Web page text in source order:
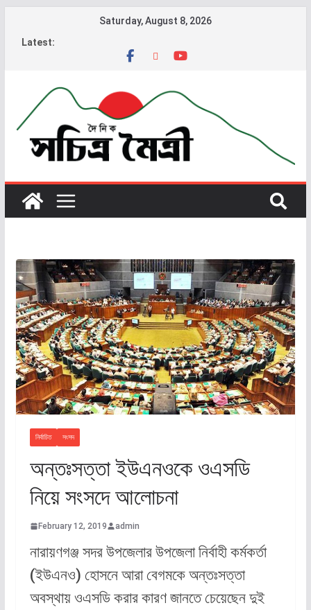
Saturday, August 8, 2026
Latest:
নির্বাচিত সংসদ
অন্তঃসত্তা ইউএনওকে ওএসডি
নিয়ে সংসদে আলোচনা
February 12, 2019 admin
নারায়ণগঞ্জ সদর উপজেলার উপজেলা নির্বাহী কর্মকর্তা
(ইউএনও) হোসনে আরা বেগমকে অন্তঃসত্তা
অবস্থায় ওএসডি করার কারণ জানতে চেয়েছেন দুই